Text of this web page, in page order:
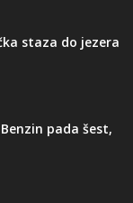
staza do jezera
pada šest,